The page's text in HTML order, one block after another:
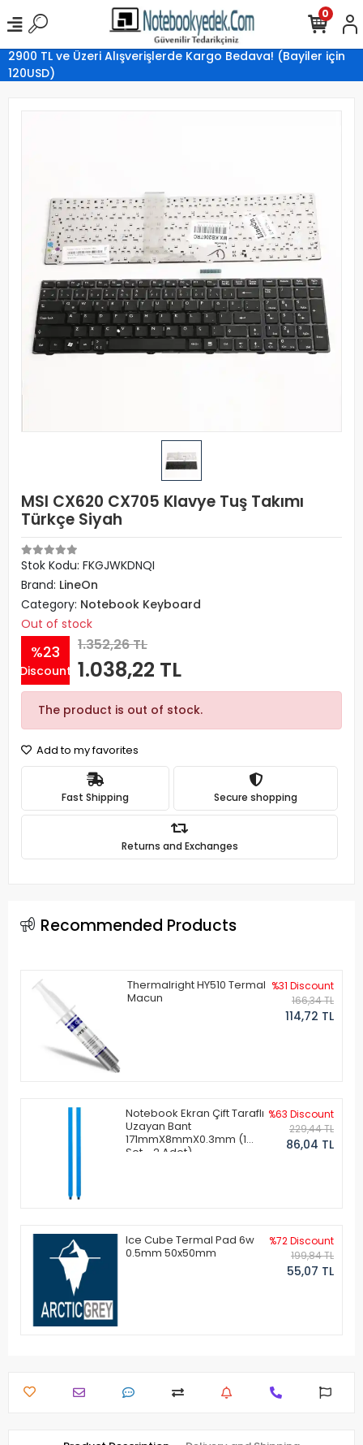
2900 TL ve Üzeri Alışverişlerde Kargo Bedava! (Bayiler için
120USD)
0
MSI CX620 CX705 Klavye Tuş Takımı
Türkçe Siyah
Stok Kodu: FKGJWKDNQI
Brand: LineOn
Category: Notebook Keyboard
Out of stock
%23
Discount
1.352,26 TL
1.038,22 TL
The product is out of stock.
Add to my favorites
Fast Shipping Secure shopping
Returns and Exchanges
Recommended Products
Thermalright HY510 Termal
Macun
%31 Discount
166,34 TL
114,72 TL
Notebook Ekran Çift Taraflı
Uzayan Bant
171mmX8mmX0.3mm (1
Set - 2 Adet)
%63 Discount
229,44 TL
86,04 TL
Ice Cube Termal Pad 6w
0.5mm 50x50mm
%72 Discount
199,84 TL
55,07 TL